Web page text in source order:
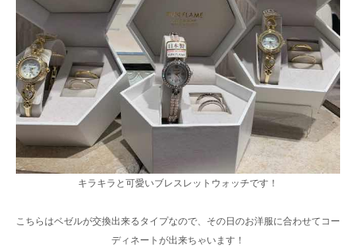
キラキラと可愛いブレスレットウォッチです！
こちらはベゼルが交換出来るタイプなので、その日のお洋服に合わせてコー
ディネートが出来ちゃいます！